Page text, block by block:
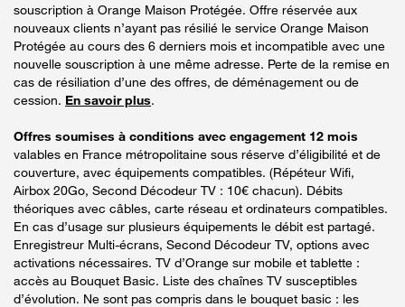
souscription à Orange Maison Protégée. Offre réservée aux
nouveaux clients n’ayant pas résilié le service Orange Maison
Protégée au cours des 6 derniers mois et incompatible avec une
nouvelle souscription à une même adresse. Perte de la remise en
cas de résiliation d’une des offres, de déménagement ou de
cession. En savoir plus.
Offres soumises à conditions avec engagement 12 mois
valables en France métropolitaine sous réserve d’éligibilité et de
couverture, avec équipements compatibles. (Répéteur Wifi,
Airbox 20Go, Second Décodeur TV : 10€ chacun). Débits
théoriques avec câbles, carte réseau et ordinateurs compatibles.
En cas d’usage sur plusieurs équipements le débit est partagé.
Enregistreur Multi-écrans, Second Décodeur TV, options avec
activations nécessaires. TV d’Orange sur mobile et tablette :
accès au Bouquet Basic. Liste des chaînes TV susceptibles
d’évolution. Ne sont pas compris dans le bouquet basic : les